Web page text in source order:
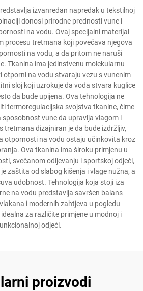
izvanredan napredak u tekstilnoj
donosi prirodne prednosti vune i
na vodu. Ovaj specijalni materijal
procesu tretmana koji povećava njegova
na vodu, a da pritom ne naruši
Tkanina ima jedinstvenu molekularnu
otporni na vodu stvaraju vezu s vunenim
sloj koji uzrokuje da voda stvara kuglice
da bude upijena. Ova tehnologija ne
termoregulacijska svojstva tkanine, čime
sposobnost vune da upravlja vlagom i
tretmana dizajniran je da bude izdržljiv,
otpornosti na vodu ostaju učinkovita kroz
Ova tkanina ima široku primjenu u
svečanom odijevanju i sportskoj odjeći,
zaštita od slabog kišenja i vlage nužna, a
udobnost. Tehnologija koja stoji iza
na vodu predstavlja savršen balans
i modernih zahtjeva u pogledu
za različite primjene u modnoj i
odjeći.
proizvodi